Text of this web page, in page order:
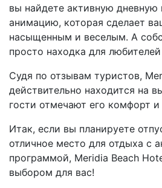
вы найдете активную
анимацию, которая сделает
насыщенным и веселым. А
просто находка для
Судя по отзывам туристов,
действительно находится на
гости отмечают его комфорт и
Итак, если вы планируете
отличное место для отдыха с
программой, Meridia Beach
выбором для вас!